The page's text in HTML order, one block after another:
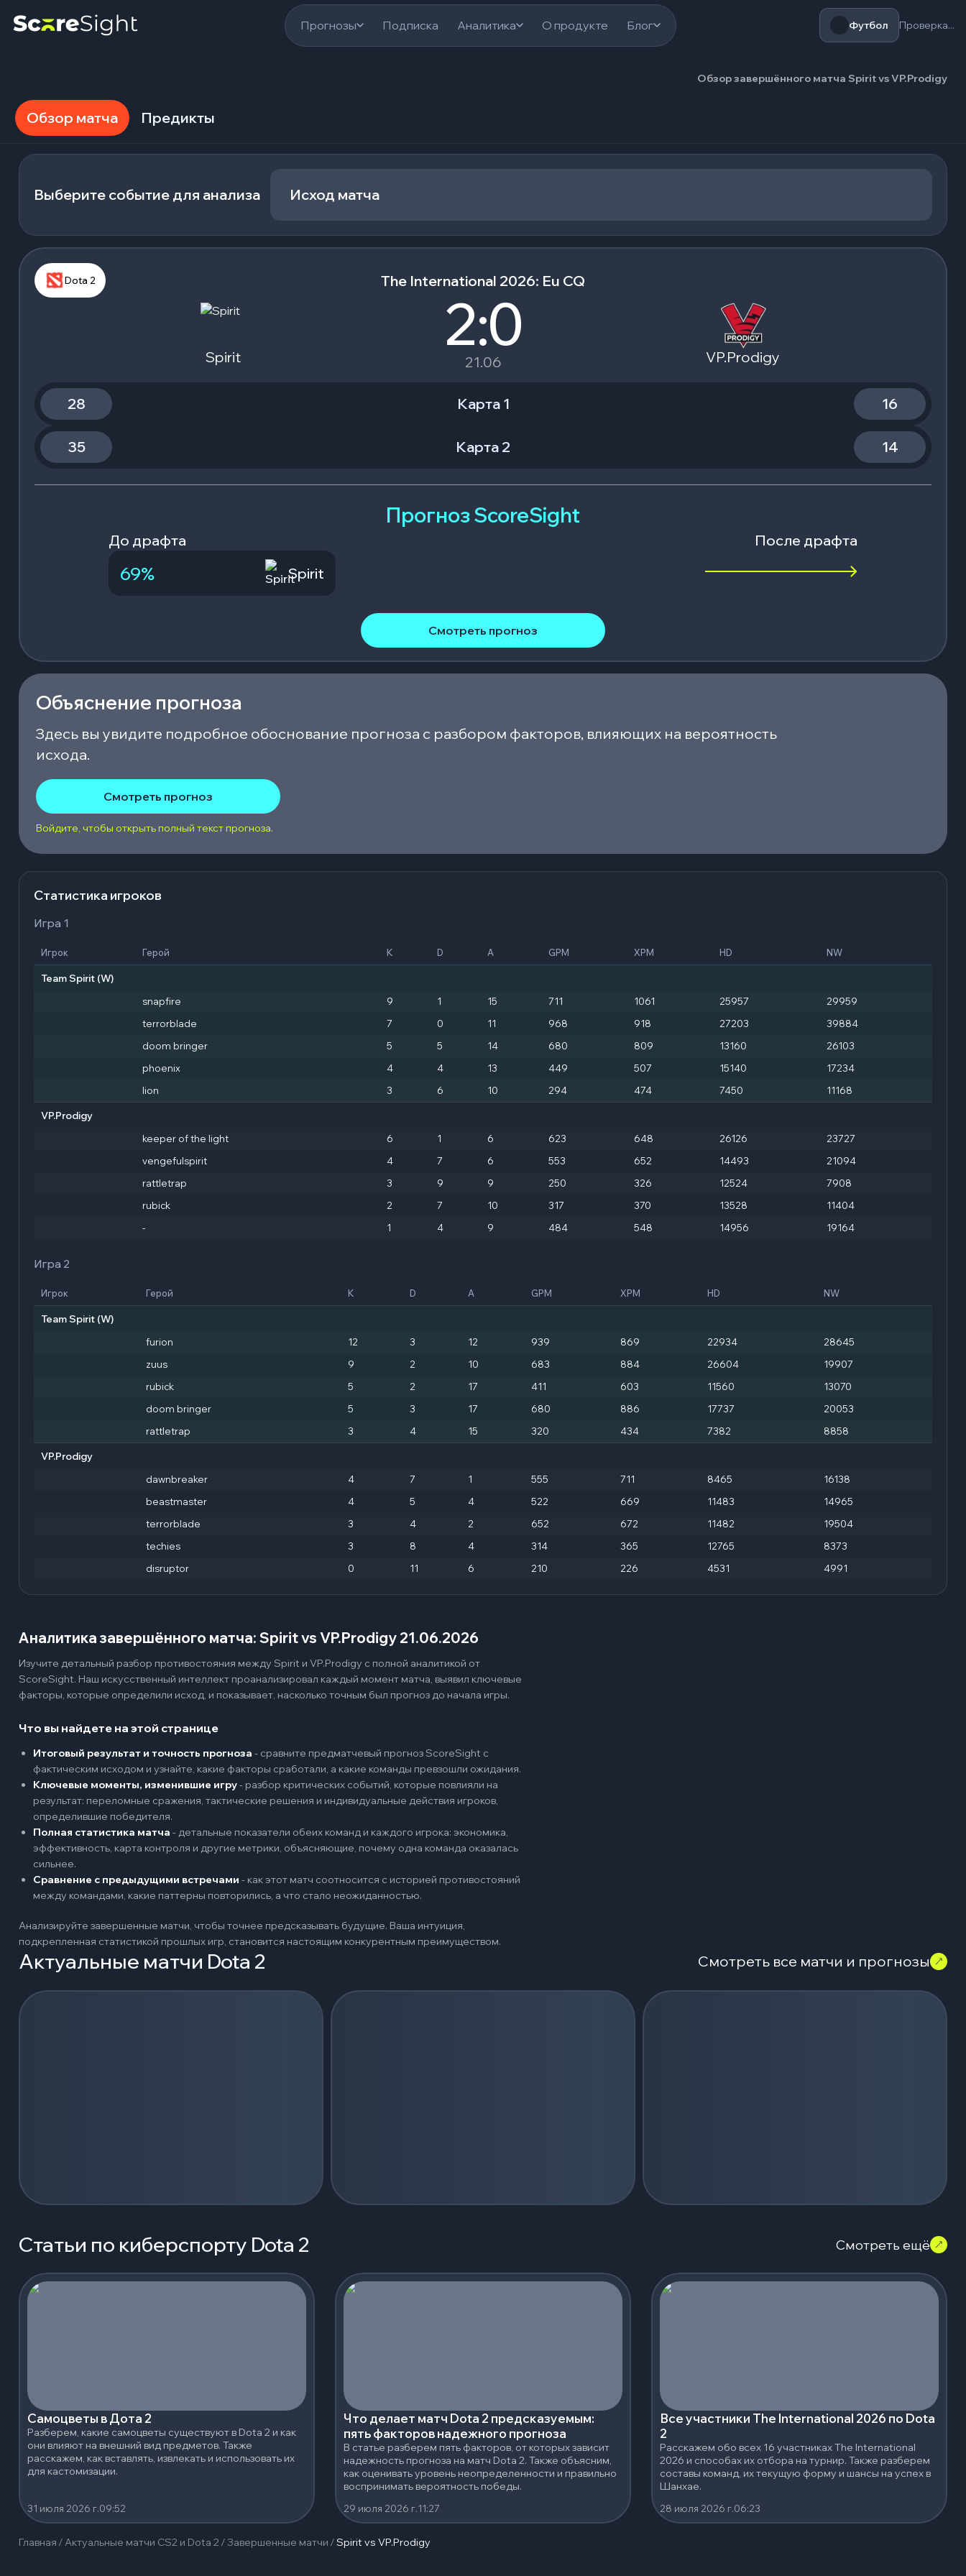
Прогнозы Подписка Аналитика О продукте Блог Футбол Проверка...
Обзор завершённого матча Spirit vs VP.Prodigy
Обзор матча Предикты
Выберите событие для анализа Исход матча
Dota 2 The International 2026: Eu CQ
Spirit 2:0
21.06 VP.Prodigy
28 Карта 1 16
35 Карта 2 14
Прогноз ScoreSight
До драфта После драфта
69% Spirit
Смотреть прогноз
Объяснение прогноза
Здесь вы увидите подробное обоснование прогноза с разбором факторов, влияющих на вероятность
исхода.
Смотреть прогноз
Войдите, чтобы открыть полный текст прогноза.
Статистика игроков
Игра 1
Игрок Герой K D A GPM XPM HD NW
Team Spirit (W)
snapfire 9 1 15 711 1061 25957
29959
terrorblade
7 0 11 968 918 27203
39884
doom bringer
5 5 14 680 809 13160
26103
phoenix
4 4 13 449 507 15140
17234
lion
3 6 10 294 474 7450 11168
VP.Prodigy
keeper of the light 6 1 6 623 648 26126
23727
vengefulspirit
4 7 6 553 652 14493
21094
rattletrap
3 9 9 250 326 12524
7908
rubick
2 7 10 317 370 13528
11404
-
1 4 9 484 548 14956 19164
Игра 2
Игрок Герой K D A GPM XPM HD NW
Team Spirit (W)
furion 12 3 12 939 869 22934
28645
zuus
9 2 10 683 884 26604
19907
rubick
5 2 17 411 603 11560
13070
doom bringer
5 3 17 680 886 17737
20053
rattletrap
3 4 15 320 434 7382 8858
VP.Prodigy
dawnbreaker 4 7 1 555 711 8465
16138
beastmaster
4 5 4 522 669 11483
14965
terrorblade
3 4 2 652 672 11482
19504
techies
3 8 4 314 365 12765
8373
disruptor
0 11 6 210 226 4531 4991
Аналитика завершённого матча: Spirit vs VP.Prodigy 21.06.2026
Изучите детальный разбор противостояния между Spirit и VP.Prodigy с полной аналитикой от
ScoreSight. Наш искусственный интеллект проанализировал каждый момент матча, выявил ключевые
факторы, которые определили исход, и показывает, насколько точным был прогноз до начала игры.
Что вы найдете на этой странице
Итоговый результат и точность прогноза - сравните предматчевый прогноз ScoreSight с
фактическим исходом и узнайте, какие факторы сработали, а какие команды превзошли ожидания.
Ключевые моменты, изменившие игру- разбор критических событий, которые повлияли на
результат: переломные сражения, тактические решения и индивидуальные действия игроков,
определившие победителя.
Полная статистика матча - детальные показатели обеих команд и каждого игрока: экономика,
эффективность, карта контроля и другие метрики, объясняющие, почему одна команда оказалась
сильнее.
Сравнение с предыдущими встречами - как этот матч соотносится с историей противостояний
между командами, какие паттерны повторились, а что стало неожиданностью.
Анализируйте завершенные матчи, чтобы точнее предсказывать будущие. Ваша интуиция,
подкрепленная статистикой прошлых игр, становится настоящим конкурентным преимуществом.
Актуальные матчи Dota 2 Смотреть все матчи и прогнозы
Загрузка событий...
Статьи по киберспорту Dota 2 Смотреть ещё
Самоцветы в Дота 2
Разберем, какие самоцветы существуют в Dota 2 и как
они влияют на внешний вид предметов. Также
расскажем, как вставлять, извлекать и использовать их
для кастомизации.
31 июля 2026 г.09:52
Что делает матч Dota 2 предсказуемым:
пять факторов надежного прогноза
В статье разберем пять факторов, от которых зависит
надежность прогноза на матч Dota 2. Также объясним,
как оценивать уровень неопределенности и правильно
воспринимать вероятность победы.
29 июля 2026 г.11:27
Все участники The International 2026 по Dota
2
Расскажем обо всех 16 участниках The International
2026 и способах их отбора на турнир. Также разберем
составы команд, их текущую форму и шансы на успех в
Шанхае.
28 июля 2026 г.06:23
Главная /Актуальные матчи CS2 и Dota 2 /Завершенные матчи /Spirit vs VP.Prodigy